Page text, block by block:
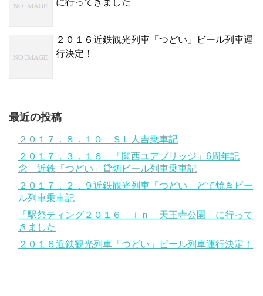
２０１６近鉄観光列車「つどい」ビール列車運
行決定！
最近の投稿
２０１７．８．１０ ＳＬ人吉乗車記
２０１７．３．１６ 「関西ユアブリッジ」6周年記
念 近鉄「つどい」貸切ビール列車乗車記
２０１７．２．９近鉄観光列車「つどい」どて焼きビー
ル列車乗車記
「駅祭ティング２０１６ ｉｎ 天王寺公園」に行って
きました
２０１６近鉄観光列車「つどい」ビール列車運行決定！